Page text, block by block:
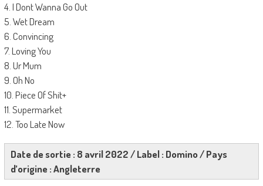
4. I Dont Wanna Go Out
5. Wet Dream
6. Convincing
7. Loving You
8. Ur Mum
9. Oh No
10. Piece Of Shit+
11. Supermarket
12. Too Late Now
Date de sortie : 8 avril 2022 / Label : Domino / Pays
d’origine : Angleterre